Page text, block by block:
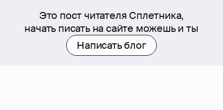
Это пост читателя Сплетника,
начать писать на сайте можешь и ты
Написать блог